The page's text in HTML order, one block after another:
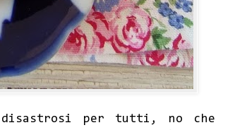
per tutti, no che